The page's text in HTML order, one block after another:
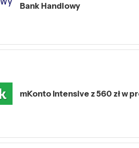
Bank Handlowy
mKonto Intensive z 560 zł w